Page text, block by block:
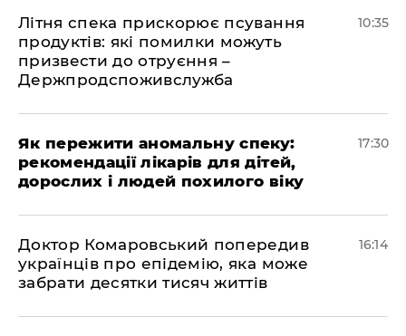
Літня спека прискорює псування
продуктів: які помилки можуть
призвести до отруєння –
Держпродспоживслужба
10:35
Як пережити аномальну спеку:
рекомендації лікарів для дітей,
дорослих і людей похилого віку
17:30
Доктор Комаровський попередив
українців про епідемію, яка може
забрати десятки тисяч життів
16:14